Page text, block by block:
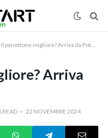
Il panettone migliore? Arriva da Potenza
Arriva
READ 22 NOVEMBRE 2024